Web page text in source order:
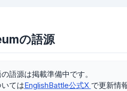
の語源
語源は掲載準備中です。
てはEnglishBattle公式X で更新情